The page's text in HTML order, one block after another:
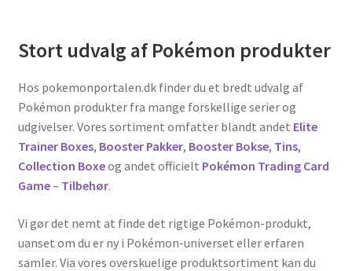
Stort udvalg af Pokémon produkter
Hos pokemonportalen.dk finder du et bredt udvalg af
Pokémon produkter fra mange forskellige serier og
udgivelser. Vores sortiment omfatter blandt andet Elite
Trainer Boxes, Booster Pakker, Booster Bokse, Tins,
Collection Boxeog andet officielt Pokémon Trading Card
Game– Tilbehør.
Vi gør det nemt at finde det rigtige Pokémon-produkt,
uanset om du er ny i Pokémon-universet eller erfaren
samler. Via vores overskuelige produktsortiment kan du